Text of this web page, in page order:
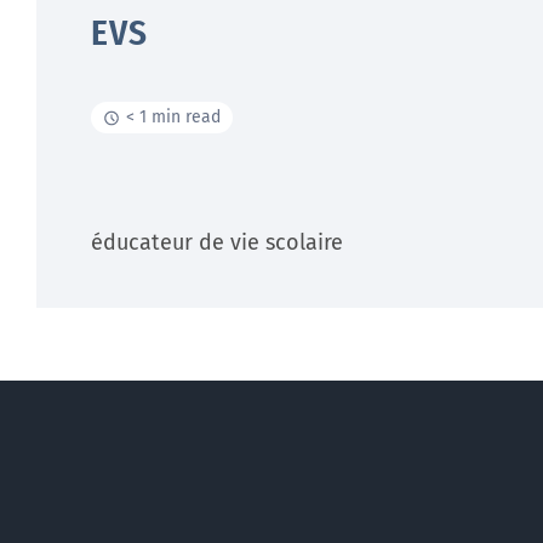
EVS
< 1 min read
éducateur de vie scolaire